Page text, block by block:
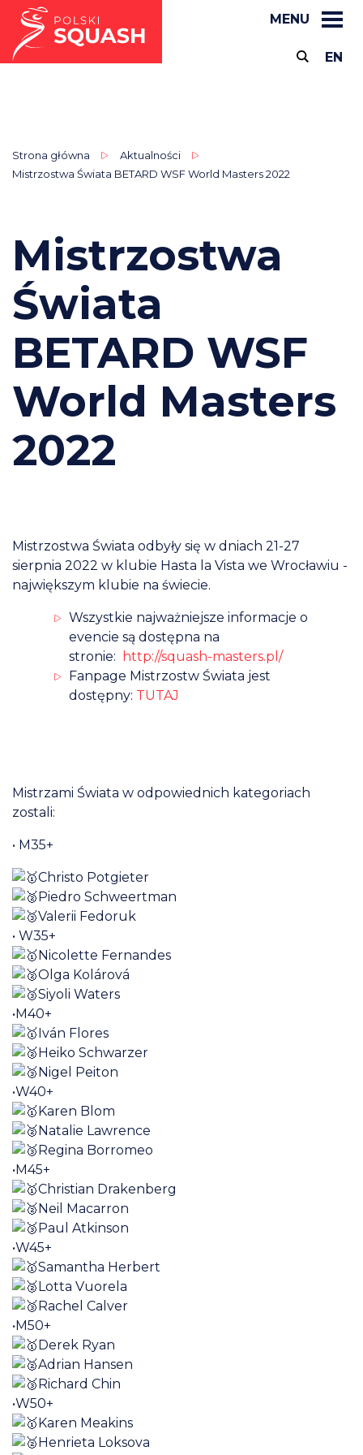
MENU
EN
Strona główna
Aktualności
Mistrzostwa Świata BETARD WSF World Masters 2022
Mistrzostwa
Świata
BETARD WSF
World Masters
2022
Mistrzostwa Świata odbyły się w dniach 21-27
sierpnia 2022 w klubie Hasta la Vista we Wrocławiu -
największym klubie na świecie.
Wszystkie najważniejsze informacje o
evencie są dostępna na
stronie:
http://squash-masters.pl/
Fanpage Mistrzostw Świata jest
dostępny: TUTAJ
Mistrzami Świata w odpowiednich kategoriach
zostali:
• M35+
Christo Potgieter
Piedro Schweertman
Valerii Fedoruk
• W35+
Nicolette Fernandes
Olga Kolárová
Siyoli Waters
•M40+
Iván Flores
Heiko Schwarzer
Nigel Peiton
•W40+
Karen Blom
Natalie Lawrence
Regina Borromeo
•M45+
Christian Drakenberg
Neil Macarron
Paul Atkinson
•W45+
Samantha Herbert
Lotta Vuorela
Rachel Calver
•M50+
Derek Ryan
Adrian Hansen
Richard Chin
•W50+
Karen Meakins
Henrieta Loksova